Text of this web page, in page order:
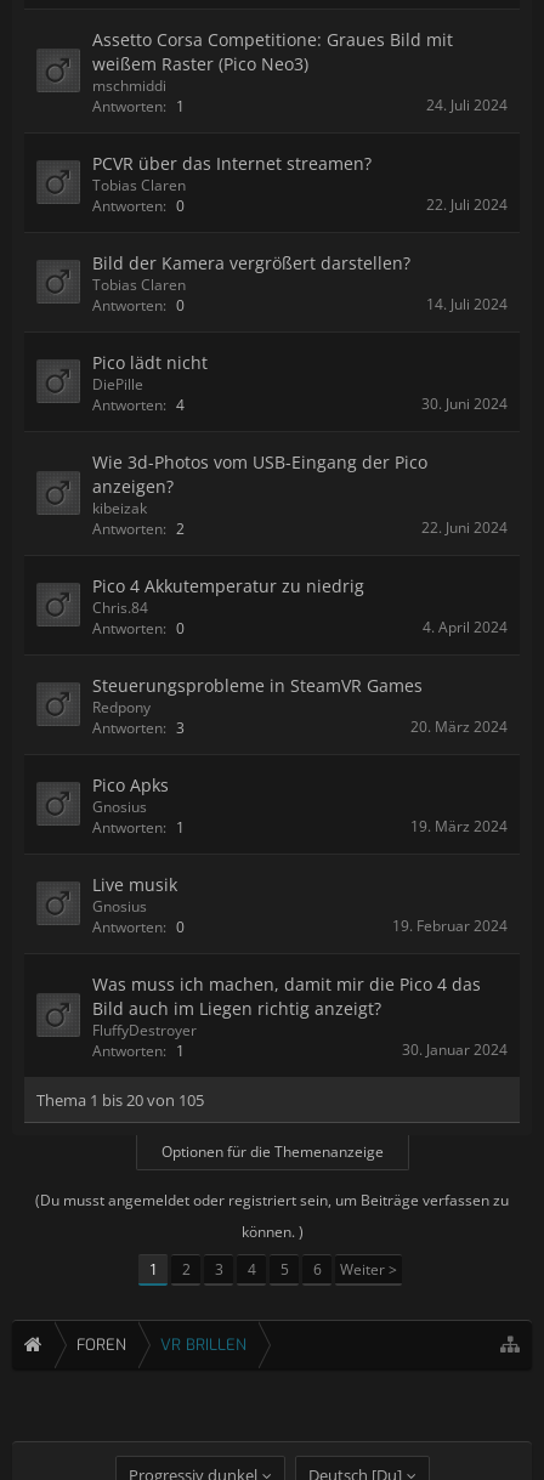
Assetto Corsa Competitione: Graues Bild mit
weißem Raster (Pico Neo3)
mschmiddi
Antworten: 1 24. Juli 2024
PCVR über das Internet streamen?
Tobias Claren
Antworten: 0 22. Juli 2024
Bild der Kamera vergrößert darstellen?
Tobias Claren
Antworten: 0 14. Juli 2024
Pico lädt nicht
DiePille
Antworten: 4 30. Juni 2024
Wie 3d-Photos vom USB-Eingang der Pico
anzeigen?
kibeizak
Antworten: 2 22. Juni 2024
Pico 4 Akkutemperatur zu niedrig
Chris.84
Antworten: 0 4. April 2024
Steuerungsprobleme in SteamVR Games
Redpony
Antworten: 3 20. März 2024
Pico Apks
Gnosius
Antworten: 1 19. März 2024
Live musik
Gnosius
Antworten: 0 19. Februar 2024
Was muss ich machen, damit mir die Pico 4 das
Bild auch im Liegen richtig anzeigt?
FluffyDestroyer
Antworten: 1 30. Januar 2024
Thema 1 bis 20 von 105
Optionen für die Themenanzeige
(Du musst angemeldet oder registriert sein, um Beiträge verfassen zu
können. )
1
2 3 4 5 6 Weiter >
FOREN VR BRILLEN
Progressiv dunkel Deutsch [Du]